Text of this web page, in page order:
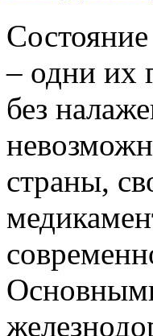
– одни их
без
страны,